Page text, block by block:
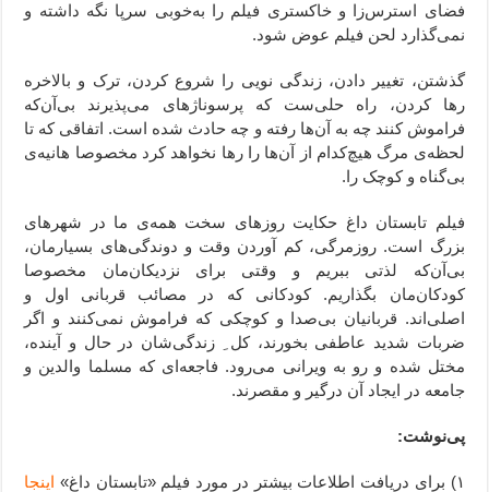
فضای استرس‌زا و خاکستری فیلم را به‌خوبی سرپا نگه داشته و
نمی‌گذارد لحن فیلم عوض شود.
گذشتن، تغییر دادن، زندگی نویی را شروع کردن، ترک و بالاخره
رها کردن، راه حلی‌ست که پرسوناژهای می‌پذیرند بی‌آن‌که
فراموش کنند چه به آن‌ها رفته و چه حادث شده است. اتفاقی که تا
لحظه‌ی مرگ هیچ‌کدام از آن‌ها را رها نخواهد کرد مخصوصا هانیه‌ی
بی‌گناه و کوچک را.
فیلم تابستان داغ حکایت روزهای سخت همه‌ی ما در شهرهای
بزرگ است. روزمرگی، کم آوردن وقت و دوندگی‌های بسیارمان،
بی‌آن‌که لذتی ببریم و وقتی برای نزدیکان‌مان مخصوصا
کودکان‌مان بگذاریم. کودکانی که در مصائب قربانی اول و
اصلی‌اند. قربانیان بی‌صدا و کوچکی که فراموش نمی‌کنند و اگر
ضربات شدید عاطفی بخورند، کل ِ زندگی‌شان در حال و آینده،
مختل شده و رو به ویرانی می‌رود. فاجعه‌ای که مسلما والدین و
جامعه در ایجاد آن درگیر و مقصرند.
پی‌نوشت:
۱) برای دریافت اطلاعات بیشتر در مورد فیلم «تابستان داغ»
اینجا